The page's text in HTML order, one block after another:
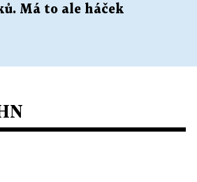
Má to ale háček